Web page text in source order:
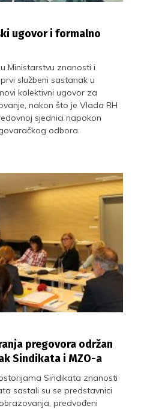
ugovor i formalno
Ministarstvu znanosti i
službeni sastanak u
kolektivni ugovor za
nakon što je Vlada RH
sjednici napokon
odbora.
pregovora održan
Sindikata i MZO-a
Sindikata znanosti
sastali su se predstavnici
predvođeni